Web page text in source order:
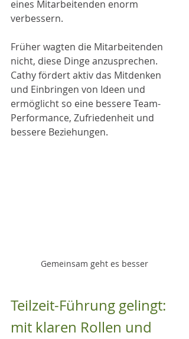
eines Mitarbeitenden enorm
verbessern.
Früher wagten die Mitarbeitenden
nicht, diese Dinge anzusprechen.
Cathy fördert aktiv das Mitdenken
und Einbringen von Ideen und
ermöglicht so eine bessere Team-
Performance, Zufriedenheit und
bessere Beziehungen.
Gemeinsam geht es besser
Teilzeit-Führung gelingt:
mit klaren Rollen und